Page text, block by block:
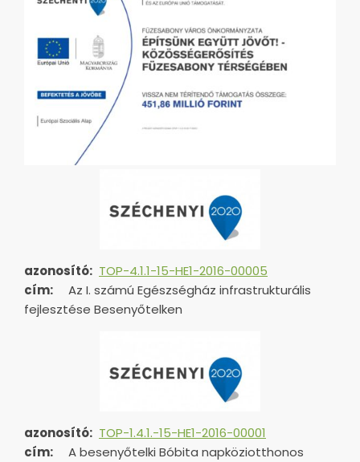
azonosító: TOP-4.1.1-15-HE1-2016-00005
cím:
Az I. számú Egészségház infrastrukturális
fejlesztése Besenyőtelken
azonosító: TOP-1.4.1.-15-HE1-2016-00001
cím:
A besenyőtelki Bóbita napköziotthonos